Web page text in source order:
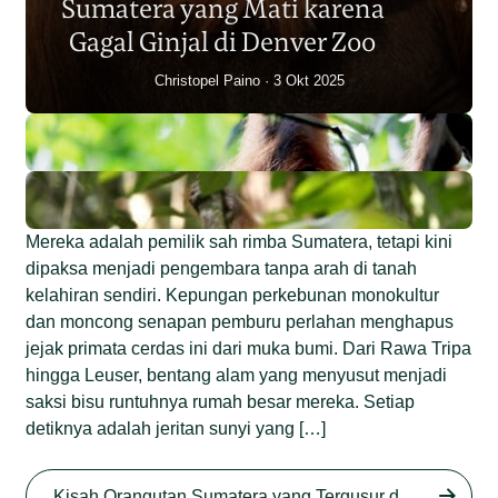
Junaidi Hanafiah 14 Jul 2026
Sumatera yang Mati karena
Gagal Ginjal di Denver Zoo
Christopel Paino 3 Okt 2025
Sumatera di Rawa Tripa
Mereka adalah pemilik sah rimba Sumatera, tetapi kini
dipaksa menjadi pengembara tanpa arah di tanah
kelahiran sendiri. Kepungan perkebunan monokultur
dan moncong senapan pemburu perlahan menghapus
jejak primata cerdas ini dari muka bumi. Dari Rawa Tripa
hingga Leuser, bentang alam yang menyusut menjadi
saksi bisu runtuhnya rumah besar mereka. Setiap
detiknya adalah jeritan sunyi yang […]